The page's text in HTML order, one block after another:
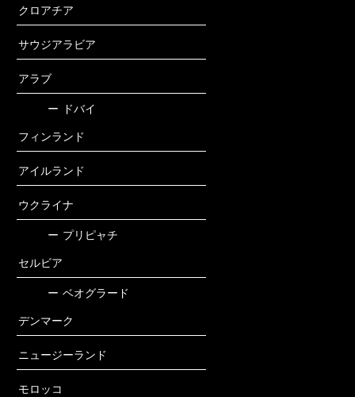
クロアチア
サウジアラビア
アラブ
ー ドバイ
フィンランド
アイルランド
ウクライナ
ー プリピャチ
セルビア
ー ベオグラード
デンマーク
ニュージーランド
モロッコ